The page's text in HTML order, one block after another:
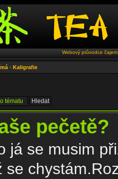
Webový průvodce
‹ Kaligrafie
pečetě?
já se musim
se